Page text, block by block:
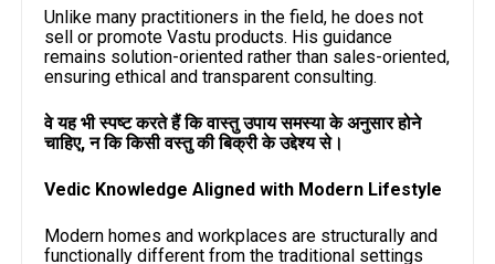
Unlike many practitioners in the field, he does not
sell or promote Vastu products. His guidance
remains solution-oriented rather than sales-oriented,
ensuring ethical and transparent consulting.
वे यह भी स्पष्ट करते हैं कि वास्तु उपाय समस्या के अनुसार होने
चाहिए, न कि किसी वस्तु की बिक्री के उद्देश्य से।
Vedic Knowledge Aligned with Modern Lifestyle
Modern homes and workplaces are structurally and
functionally different from the traditional settings